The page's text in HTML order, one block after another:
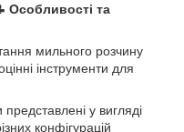
Особливості та
мильного розчину
інструменти для
у вигляді
конфігурацій